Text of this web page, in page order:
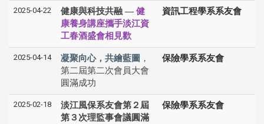
2025-04-22 健康與科技共融 — 健
康養身講座攜手淡江資
工春酒盛會相見歡
資訊工程學系系友會
2025-04-14 凝聚向心，共繪藍圖 ，
第二屆第二次會員大會
圓滿成功
保險學系系友會
2025-02-18
淡江風保系友會第２屆
第３次理監事會議圓滿
保險學系系友會